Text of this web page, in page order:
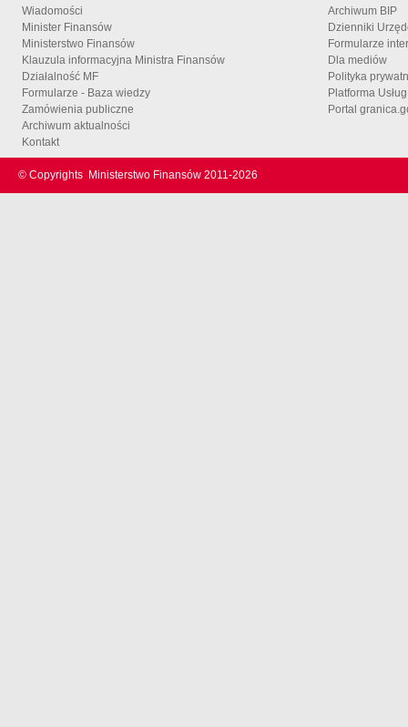
Wiadomości
Minister Finansów
Ministerstwo Finansów
Klauzula informacyjna Ministra Finansów
Działalność MF
Formularze - Baza wiedzy
Zamówienia publiczne
Archiwum aktualności
Kontakt
Archiwum BIP
Dzienniki
Formularze
Dla mediów
Polityka
Platforma
Portal
© Copyrights Ministerstwo Finansów 2011-2026